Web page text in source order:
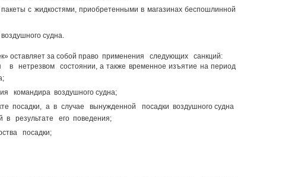
с жидкостями, приобретенными в магазинах беспошлинной
судна.
оставляет за собой право применения следующих санкций:
нетрезвом состоянии, а также временное изъятие на период
командира воздушного судна;
посадки, а в случае вынужденной посадки воздушного судна
в результате его поведения;
посадки;